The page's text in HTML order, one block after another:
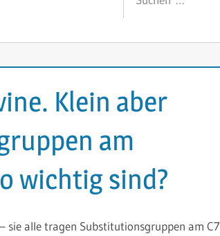
Klein aber
am
wichtig sind?
sie alle tragen Substitutionsgruppen am C7